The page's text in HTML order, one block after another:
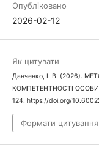
Опубліковано
2026-02-12
Як цитувати
Данченко, І. В. (2026).
КОМПЕТЕНТНОСТІ
124. https://doi.org/
Формати цитування